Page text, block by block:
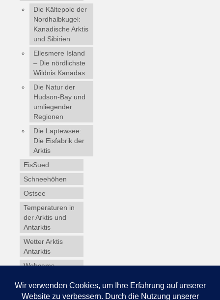
Die Kältepole der
Nordhalbkugel:
Kanadische Arktis
und Sibirien
Ellesmere Island
– Die nördlichste
Wildnis Kanadas
Die Natur der
Hudson-Bay und
umliegender
Regionen
Die Laptewsee:
Die Eisfabrik der
Arktis
EisSued
Schneehöhen
Ostsee
Temperaturen in
der Arktis und
Antarktis
Wetter Arktis
Antarktis
Webcams
Winterdienst